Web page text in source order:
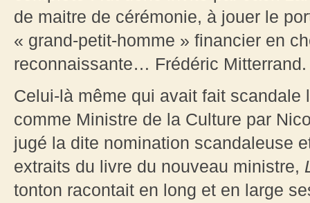
de maitre de cérémonie, à jouer le
« grand-petit-homme » financier en
reconnaissante… Frédéric Mitterrand.
Celui-là même qui avait fait
comme Ministre de la Culture par
jugé la dite nomination scandaleuse
extraits du livre du nouveau ministre,
tonton racontait en long et en large